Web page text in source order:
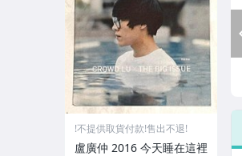
!不提供取貨付款!售出不退!
盧廣仲 2016 今天睡在這裡